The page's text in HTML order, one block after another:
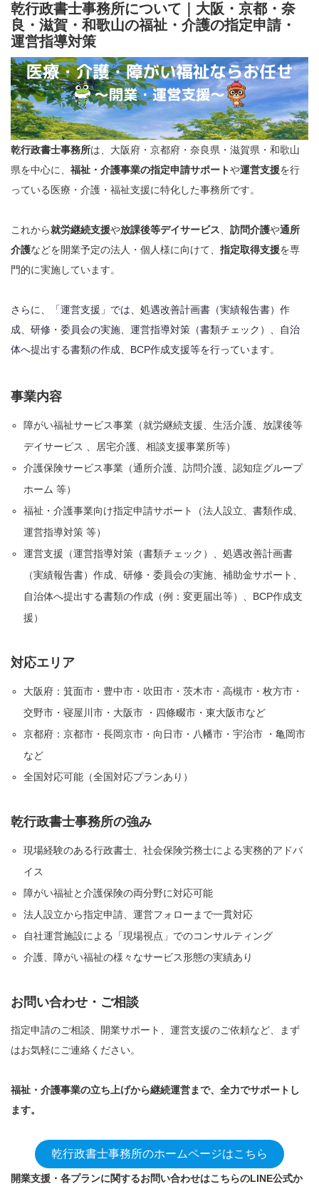
乾行政書士事務所について｜大阪・京都・奈
良・滋賀・和歌山の福祉・介護の指定申請・
運営指導対策
乾行政書士事務所は、大阪府・京都府・奈良県・滋賀県・和歌山
県を中心に、 福祉・介護事業の指定申請サポートや運営支援を行
っている医療・介護・福祉支援に特化した事務所です。
これから就労継続支援や放課後等デイサービス 訪問介護や通所
介護などを開業予定の法人・個人様に向けて、 指定取得支援を専
門的に実施しています。
さらに、「運営支援」では、処遇改善計画書（実績報告書）作
成、研修・委員会の実施、運営指導対策（書類チェック）、自治
体へ提出する書類の作成、BCP作成支援等を行っています。
事業内容
障がい福祉サービス事業（就労継続支援、生活介護、放課後等
デイサービス 、居宅介護、相談支援事業所等）
介護保険サービス事業（通所介護、訪問介護、認知症グループ
ホーム 等）
福祉・介護事業向け指定申請サポート（法人設立、書類作成、
運営指導対策 等）
運営支援（運営指導対策（書類チェック）、処遇改善計画書
（実績報告書）作成、研修・委員会の実施、補助金サポート、
自治体へ提出する書類の作成（例：変更届出等）、BCP作成支
援）
対応エリア
大阪府：箕面市・豊中市・吹田市・茨木市・高槻市・枚方市・
交野市・寝屋川市・大阪市 ・四條畷市・東大阪市など
京都府：京都市・長岡京市・向日市・八幡市・宇治市 ・亀岡市
など
全国対応可能（全国対応プランあり）
乾行政書士事務所の強み
現場経験のある行政書士、社会保険労務士による実務的アドバ
イス
障がい福祉と介護保険の両分野に対応可能
法人設立から指定申請、運営フォローまで一貫対応
自社運営施設による「現場視点」でのコンサルティング
介護、障がい福祉の様々なサービス形態の実績あり
お問い合わせ・ご相談
指定申請のご相談、開業サポート、運営支援のご依頼など、まず
はお気軽にご連絡ください。
福祉・介護事業の立ち上げから継続運営まで、全力でサポートし
ます。
乾行政書士事務所のホームページはこちら
開業支援・各プランに関するお問い合わせはこちらのLINE公式か